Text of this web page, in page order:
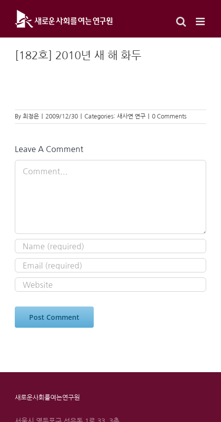
content
[182호] 2010년 새 해 화두
By 최정은 2009/12/30 Categories: 새사연 연구 0 Comments
Leave A Comment
새로운사회를여는연구원